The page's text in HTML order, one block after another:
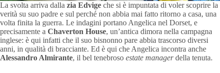
La svolta arriva dalla zia Edvige che si è impuntata di voler scoprire la
verità su suo padre e sul perché non abbia mai fatto ritorno a casa, una
volta finita la guerra. Le indagini portano Angelica nel Dorset, e
precisamente a Chaverton House, un’antica dimora nella campagna
inglese: è qui infatti che il suo bisnonno pare abbia trascorso diversi
anni, in qualità di bracciante. Ed è qui che Angelica incontra anche
Alessandro Almirante, il bel tenebroso estate managerdella tenuta.